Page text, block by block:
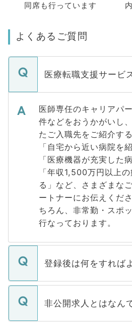
同席も行っています
よくあるご質問
医療転職支援サービ
医師専任のキャリアパ
件などをおうかがいし
たご入職先をご紹介す
「自宅から近い病院を
「医療機器が充実した
「年収1,500万円以上
る」など、さまざまな
ートナーにお伝えくだ
ちろん、非常勤・スポ
行なっております。
登録後は何をすれば
ご登録いただきました
登録内容を確認し、そ
非公開求人とはなん